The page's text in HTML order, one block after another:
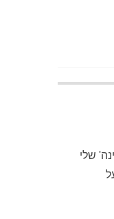
שלי
ב-18:00 על